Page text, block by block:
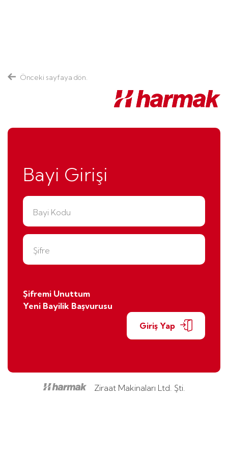
Önceki sayfaya dön.
Bayi Girişi
Bayi Kodu
Şifre
Şifremi Unuttum
Yeni Bayilik Başvurusu
Giriş Yap
Ziraat Makinaları Ltd. Şti.